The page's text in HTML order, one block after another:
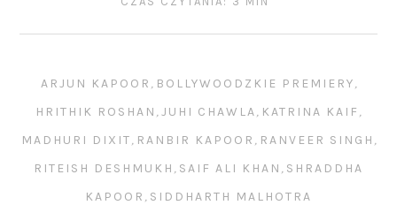
ARJUN KAPOOR , BOLLYWOODZKIE PREMIERY,
HRITHIK ROSHAN ,JUHI CHAWLA, KATRINA KAIF ,
MADHURI DIXIT, RANBIR KAPOOR , RANVEER SINGH ,
RITEISH DESHMUKH , SAIF ALI KHAN , SHRADDHA
KAPOOR , SIDDHARTH MALHOTRA